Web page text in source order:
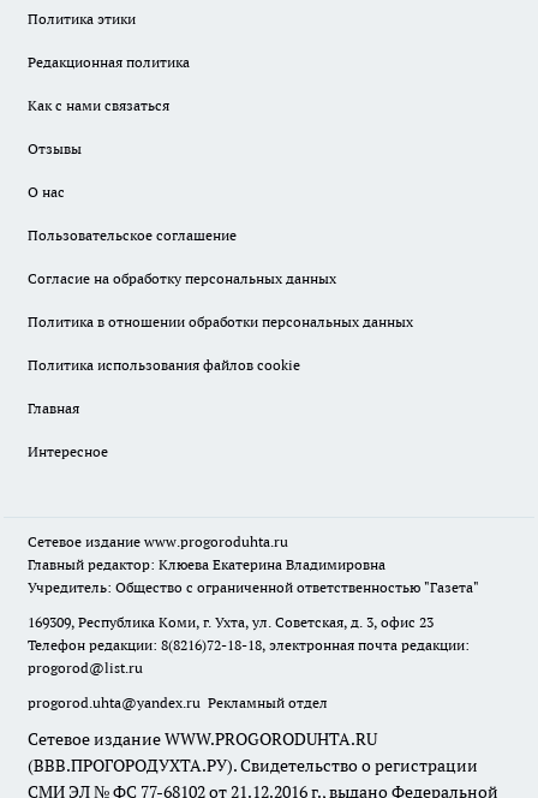
Политика этики
Редакционная политика
Как с нами связаться
Отзывы
О нас
Пользовательское соглашение
Согласие на обработку персональных данных
Политика в отношении обработки персональных данных
Политика использования файлов cookie
Главная
Интересное
Сетевое издание www.progoroduhta.ru
Главный редактор: Клюева Екатерина Владимировна
Учредитель: Общество с ограниченной ответственностью "Газета"
169309, Республика Коми, г. Ухта, ул. Советская, д. 3, офис 23
Телефон редакции: 8(8216)72-18-18, электронная почта редакции:
progorod@list.ru
progorod.uhta@yandex.ru Рекламный отдел
Сетевое издание WWW.PROGORODUHTA.RU
(ВВВ.ПРОГОРОДУХТА.РУ). Свидетельство о регистрации
СМИ ЭЛ № ФС 77-68102 от 21.12.2016 г., выдано Федеральной